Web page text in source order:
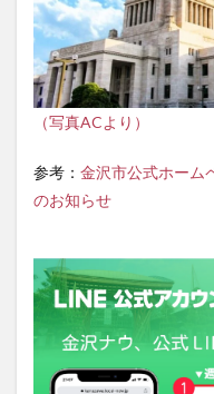
（写真ACより）
参考： 金沢市公式ホー
のお知らせ